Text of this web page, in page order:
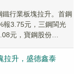
行業板塊拉升。首鋼
報3.75元，三鋼閩光
元，寶鋼股份
拉升，盛德鑫泰